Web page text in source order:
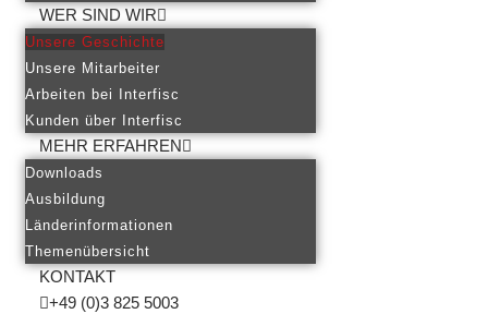
WER SIND WIR
Unsere Geschichte
Unsere Mitarbeiter
Arbeiten bei Interfisc
Kunden über Interfisc
MEHR ERFAHREN
Downloads
Ausbildung
Länderinformationen
Themenübersicht
KONTAKT
+49 (0)3 825 5003